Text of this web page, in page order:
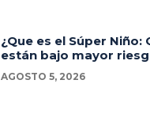
¿Que es el Súper Niño:
están bajo mayor
AGOSTO 5, 2026